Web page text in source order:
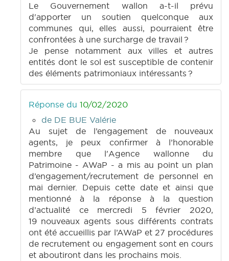
Le Gouvernement wallon a-t-il prévu
d'apporter un soutien quelconque aux
communes qui, elles aussi, pourraient être
confrontées à une surcharge de travail ?
Je pense notamment aux villes et autres
entités dont le sol est susceptible de contenir
des éléments patrimoniaux intéressants ?
Réponse du 10/02/2020
de DE BUE Valérie
Au sujet de l’engagement de nouveaux
agents, je peux confirmer à l’honorable
membre que l'Agence wallonne du
Patrimoine - AWaP - a mis au point un plan
d’engagement/recrutement de personnel en
mai dernier. Depuis cette date et ainsi que
mentionné à la réponse à la question
d’actualité ce mercredi 5 février 2020,
19 nouveaux agents sous différents contrats
ont été accueillis par l’AWaP et 27 procédures
de recrutement ou engagement sont en cours
et aboutiront dans les prochains mois.